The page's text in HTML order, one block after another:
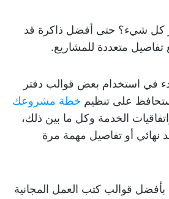
كل شيء؟ حتى أفضل ذاكرة قد
متعددة للمشاريع.
في استخدام بعض قوالب دفتر
على تنظيم خطة مشروعك
الخدمة وكل ما بين ذلك،
نهائي أو تفاصيل مهمة مرة
بأفضل قوالب كتب العمل المجانية